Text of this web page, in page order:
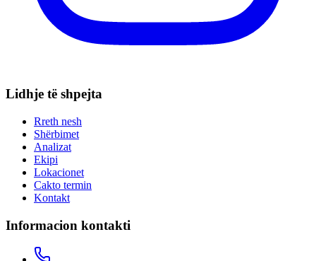
Lidhje të shpejta
Rreth nesh
Shërbimet
Analizat
Ekipi
Lokacionet
Cakto termin
Kontakt
Informacion kontakti